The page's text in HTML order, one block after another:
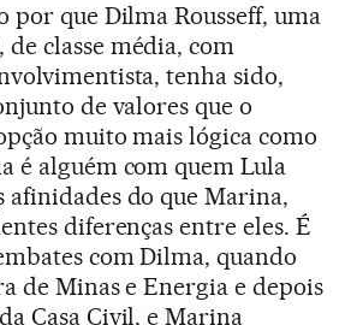
por que Dilma Rousseff, uma
classe média, com
tenha sido,
de valores que o
muito mais lógica como
é alguém com quem Lula
do que Marina,
diferenças entre eles. É
com Dilma, quando
de Minas e Energia e depois
Casa Civil, e Marina